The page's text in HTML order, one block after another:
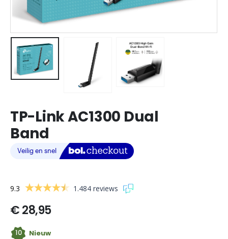
TP-Link AC1300 Dual
Band
9.3 1.484 reviews
€28,95
10 Nieuw